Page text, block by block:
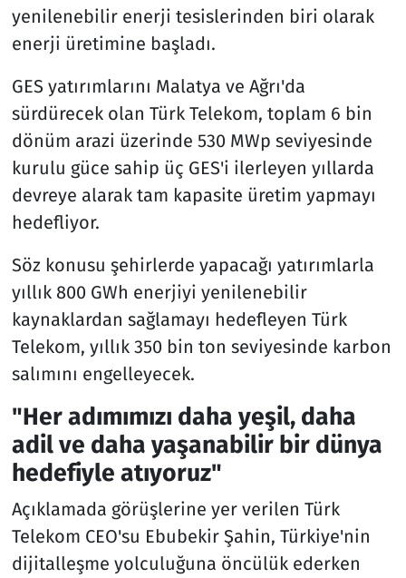
yenilenebilir enerji tesislerinden biri olarak
enerji üretimine başladı.
GES yatırımlarını Malatya ve Ağrı'da
sürdürecek olan Türk Telekom, toplam 6 bin
dönüm arazi üzerinde 530 MWp seviyesinde
kurulu güce sahip üç GES'i ilerleyen yıllarda
devreye alarak tam kapasite üretim yapmayı
hedefliyor.
Söz konusu şehirlerde yapacağı yatırımlarla
yıllık 800 GWh enerjiyi yenilenebilir
kaynaklardan sağlamayı hedefleyen Türk
Telekom, yıllık 350 bin ton seviyesinde karbon
salımını engelleyecek.
"Her adımımızı daha yeşil, daha
adil ve daha yaşanabilir bir dünya
hedefiyle atıyoruz"
Açıklamada görüşlerine yer verilen Türk
Telekom CEO'su Ebubekir Şahin, Türkiye'nin
dijitalleşme yolculuğuna öncülük ederken